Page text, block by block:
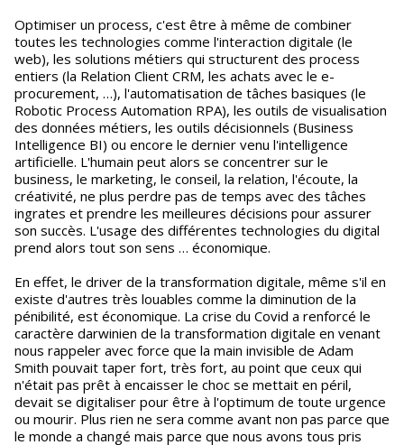
Optimiser un process, c'est être à même de combiner
toutes les technologies comme l'interaction digitale (le
web), les solutions métiers qui structurent des process
entiers (la Relation Client CRM, les achats avec le e-
procurement, …), l'automatisation de tâches basiques (le
Robotic Process Automation RPA), les outils de visualisation
des données métiers, les outils décisionnels (Business
Intelligence BI) ou encore le dernier venu l'intelligence
artificielle. L'humain peut alors se concentrer sur le
business, le marketing, le conseil, la relation, l'écoute, la
créativité, ne plus perdre pas de temps avec des tâches
ingrates et prendre les meilleures décisions pour assurer
son succès. L'usage des différentes technologies du digital
prend alors tout son sens … économique.
En effet, le driver de la transformation digitale, même s'il en
existe d'autres très louables comme la diminution de la
pénibilité, est économique. La crise du Covid a renforcé le
caractère darwinien de la transformation digitale en venant
nous rappeler avec force que la main invisible de Adam
Smith pouvait taper fort, très fort, au point que ceux qui
n'était pas prêt à encaisser le choc se mettait en péril,
devait se digitaliser pour être à l'optimum de toute urgence
ou mourir. Plus rien ne sera comme avant non pas parce que
le monde a changé mais parce que nous avons tous pris